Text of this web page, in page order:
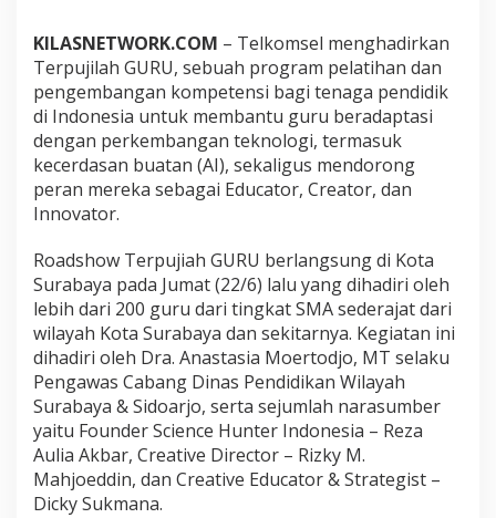
“
T
e
r
p
u
j
i
l
G
U
R
U
”
d
i
S
u
r
a
b
KILASNETWORK.COM – Telkomsel menghadirkan
Terpujilah GURU, sebuah program pelatihan dan
pengembangan kompetensi bagi tenaga pendidik
di Indonesia untuk membantu guru beradaptasi
dengan perkembangan teknologi, termasuk
kecerdasan buatan (AI), sekaligus mendorong
peran mereka sebagai Educator, Creator, dan
Innovator.
Roadshow Terpujiah GURU berlangsung di Kota
Surabaya pada Jumat (22/6) lalu yang dihadiri oleh
lebih dari 200 guru dari tingkat SMA sederajat dari
wilayah Kota Surabaya dan sekitarnya. Kegiatan ini
dihadiri oleh Dra. Anastasia Moertodjo, MT selaku
Pengawas Cabang Dinas Pendidikan Wilayah
Surabaya & Sidoarjo, serta sejumlah narasumber
yaitu Founder Science Hunter Indonesia – Reza
Aulia Akbar, Creative Director – Rizky M.
Mahjoeddin, dan Creative Educator & Strategist –
Dicky Sukmana.